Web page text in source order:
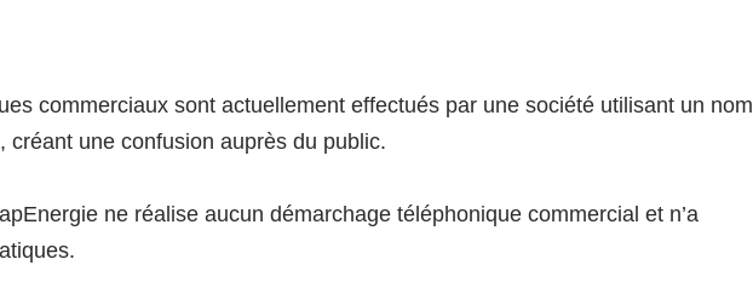
commerciaux sont actuellement effectués par une société utilisant un nom
créant une confusion auprès du public.
ne réalise aucun démarchage téléphonique commercial et n’a